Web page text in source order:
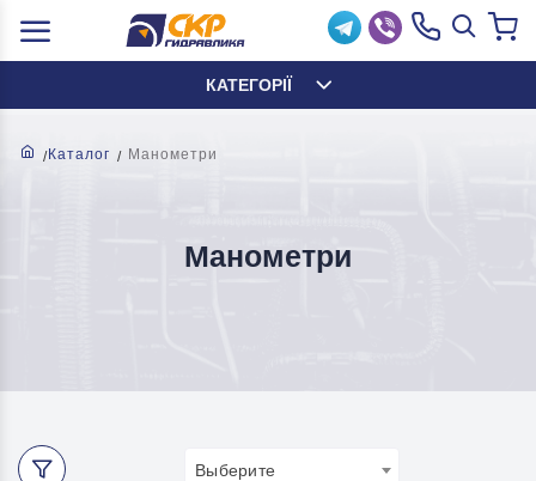
КАТЕГОРІЇ
Каталог Манометри
Манометри
Выберите